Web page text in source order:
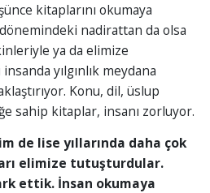
kitaplarını okumaya
nadirattan da olsa
ya da elimize
yılgınlık meydana
Konu, dil, üslup
sahip kitaplar, insanı zorluyor.
de lise yıllarında daha çok
elimize tutuşturdular.
ettik. İnsan okumaya